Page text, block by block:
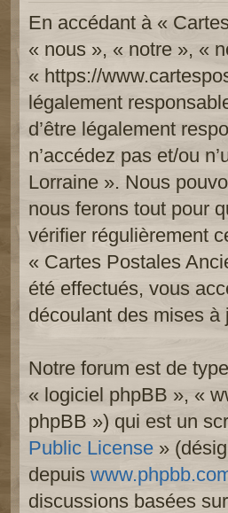
En accédant à «
« nous », « notre », «
« https://
légalement
d’être légalement
n’accédez pas et/ou
Lorraine ». Nous
nous ferons tout pour
vérifier régulièrement
« Cartes Postales
été effectués, vous
découlant des mises
Notre forum est de
« logiciel phpBB », «
phpBB ») qui est un
Public License »
depuis
discussions basées